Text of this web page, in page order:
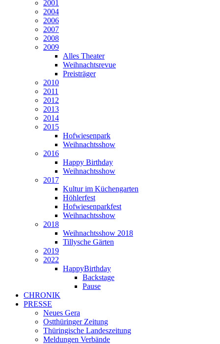
2001
2004
2006
2007
2008
2009
Alles Theater
Weihnachtsrevue
Preisträger
2010
2011
2012
2013
2014
2015
Hofwiesenpark
Weihnachtsshow
2016
Happy Birthday
Weihnachtsshow
2017
Kultur im Küchengarten
Höhlerfest
Hofwiesenparkfest
Weihnachtsshow
2018
Weihnachtsshow 2018
Tillysche Gärten
2019
2022
HappyBirthday
Backstage
Pause
CHRONIK
PRESSE
Neues Gera
Ostthüringer Zeitung
Thüringische Landeszeitung
Meldungen Verbände